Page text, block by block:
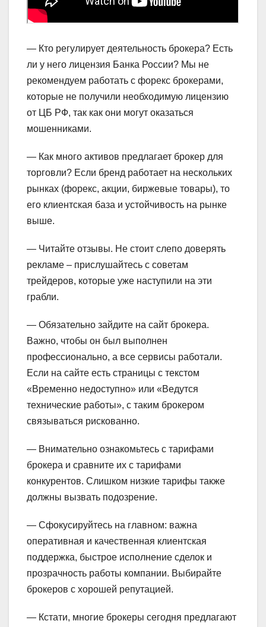
— Кто регулирует деятельность брокера? Есть
ли у него лицензия Банка России? Мы не
рекомендуем работать с форекс брокерами,
которые не получили необходимую лицензию
от ЦБ РФ, так как они могут оказаться
мошенниками.
— Как много активов предлагает брокер для
торговли? Если бренд работает на нескольких
рынках (форекс, акции, биржевые товары), то
его клиентская база и устойчивость на рынке
выше.
— Читайте отзывы. Не стоит слепо доверять
рекламе – прислушайтесь с советам
трейдеров, которые уже наступили на эти
грабли.
— Обязательно зайдите на сайт брокера.
Важно, чтобы он был выполнен
профессионально, а все сервисы работали.
Если на сайте есть страницы с текстом
«Временно недоступно» или «Ведутся
технические работы», с таким брокером
связываться рискованно.
— Внимательно ознакомьтесь с тарифами
брокера и сравните их с тарифами
конкурентов. Слишком низкие тарифы также
должны вызвать подозрение.
— Сфокусируйтесь на главном: важна
оперативная и качественная клиентская
поддержка, быстрое исполнение сделок и
прозрачность работы компании. Выбирайте
брокеров с хорошей репутацией.
— Кстати, многие брокеры сегодня предлагают